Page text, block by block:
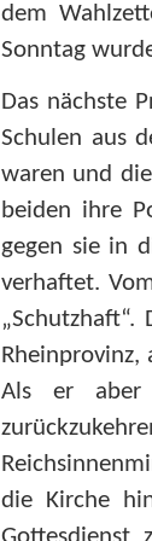
dem
Sonntag
Das nächste
Schulen aus
waren und
beiden ihre
gegen sie in
verhaftet.
Als er aber
die Kirche